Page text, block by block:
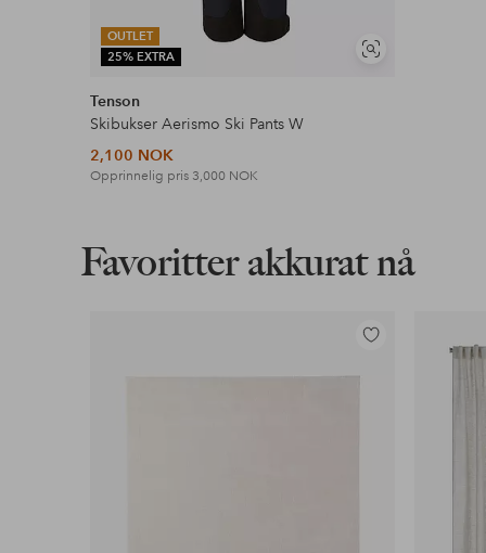
OUTLET
25% EXTRA
Vis
Tenson
Skibukser Aerismo Ski Pants W
2,100 NOK
Opprinnelig pris 3,000 NOK
Favoritter akkurat nå
Legg